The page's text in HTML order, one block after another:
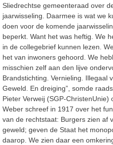
Sliedrechtse gemeenteraad over
jaarwisseling. Daarmee is wat we
doen voor de komende
beperkt. Want het was heftig. We
in de collegebrief kunnen lezen.
het van inwoners gehoord. We
misschien zelf aan den lijve
Brandstichting. Vernieling. Illegaal
Geweld. En dreiging”, somde
Pieter Verweij (SGP-ChristenUnie)
Weber schreef in 1917 over het
van de rechtstaat: Burgers zien af
geweld; geven de Staat het
daarop. We zien daar een